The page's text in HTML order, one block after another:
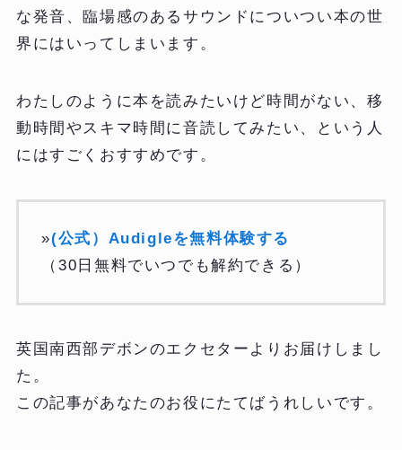
な発音、臨場感のあるサウンドについつい本の世
界にはいってしまいます。
わたしのように本を読みたいけど時間がない、移
動時間やスキマ時間に音読してみたい、という人
にはすごくおすすめです。
»(公式）Audigleを無料体験する
（30日無料でいつでも解約できる）
英国南西部デボンのエクセターよりお届けしまし
た。
この記事があなたのお役にたてばうれしいです。